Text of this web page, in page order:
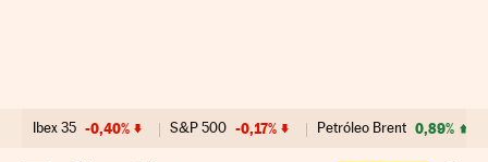
Ibex 35 -0,40% S&P 500 -0,17% Petróleo Brent 0,89%